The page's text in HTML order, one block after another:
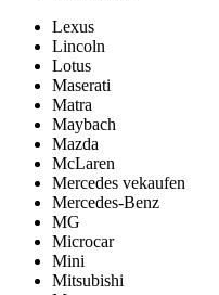
Lexus
Lincoln
Lotus
Maserati
Matra
Maybach
Mazda
McLaren
Mercedes vekaufen
Mercedes-Benz
MG
Microcar
Mini
Mitsubishi